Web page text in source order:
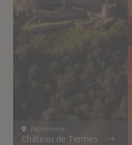
Patrimoine
Château de Termes